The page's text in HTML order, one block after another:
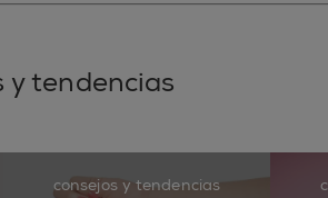
y tendencias
consejos y tendencias